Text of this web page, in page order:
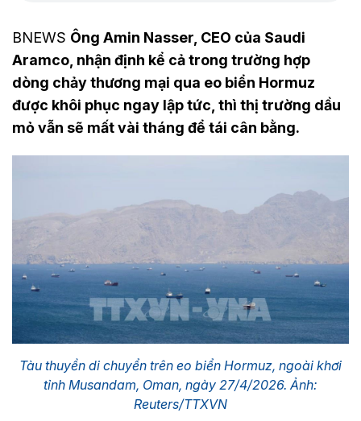
BNEWS Ông Amin Nasser, CEO của Saudi
Aramco, nhận định kể cả trong trường hợp
dòng chảy thương mại qua eo biển Hormuz
được khôi phục ngay lập tức, thì thị trường dầu
mỏ vẫn sẽ mất vài tháng để tái cân bằng.
Tàu thuyền di chuyển trên eo biển Hormuz, ngoài khơi
tỉnh Musandam, Oman, ngày 27/4/2026. Ảnh:
Reuters/TTXVN